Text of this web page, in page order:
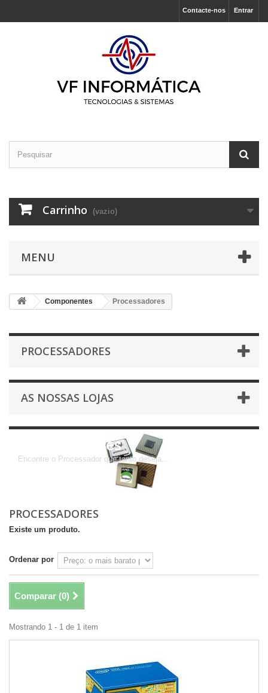
Entrar
Contacte-nos
Carrinho (vazio)
MENU
Componentes Processadores
PROCESSADORES
AS NOSSAS LOJAS
Processadores
Encontre o Processador que tanto deseja...
PROCESSADORES
Existe um produto.
Ordenar por
Comparar (0)
Mostrando 1 - 1 de 1 item